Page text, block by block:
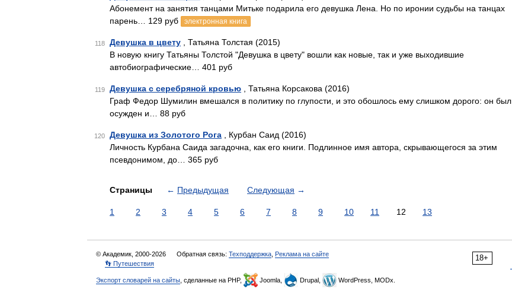
Абонемент на занятия танцами Митьке подарила его девушка Лена. Но по иронии судьбы на танцах
парень… 129 руб
электронная книга
118 Девушка в цвету , Татьяна Толстая (2015)
В новую книгу Татьяны Толстой "Девушка в цвету" вошли как новые, так и уже выходившие
автобиографические… 401 руб
119 Девушка с серебряной кровью , Татьяна Корсакова (2016)
Граф Федор Шумилин вмешался в политику по глупости, и это обошлось ему слишком дорого: он был
осужден и… 88 руб
120 Девушка из Золотого Рога , Курбан Саид (2016)
Личность Курбана Саида загадочна, как его книги. Подлинное имя автора, скрывающегося за этим
псевдонимом, до… 365 руб
Страницы ← Предыдущая Следующая →
1 2 3 4 5 6 7 8 9 10 11 12 13
18+
© Академик, 2000-2026 Обратная связь: Техподдержка Реклама на сайте
👣 Путешествия
Экспорт словарей на сайты , сделанные на PHP, Joomla, Drupal, WordPress, MODx.